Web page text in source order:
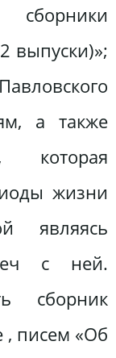
выпуски)»;
а также
которая
жизни
являясь
с ней.
сборник
, писем «Об